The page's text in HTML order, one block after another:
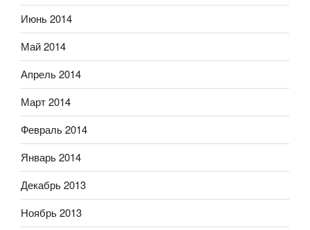
Июнь 2014
Май 2014
Апрель 2014
Март 2014
Февраль 2014
Январь 2014
Декабрь 2013
Ноябрь 2013